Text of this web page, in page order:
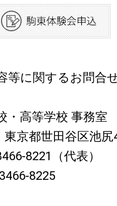
等に関するお問合
・高等学校 事務室
都世田谷区池尻
（代表）
8225